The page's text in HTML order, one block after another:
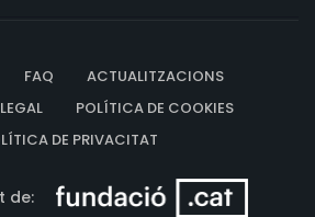
FAQ
ACTUALITZACIONS
POLÍTICA DE COOKIES
DE PRIVACITAT
de: